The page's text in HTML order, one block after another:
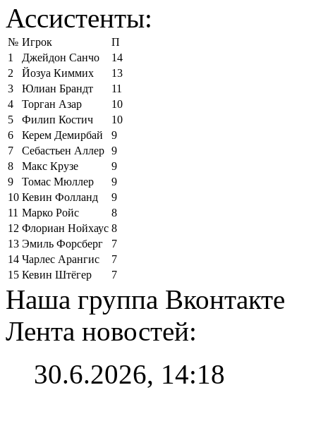
Ассистенты:
№ Игрок
П
1
Джейдон Санчо
14
2
Йозуа Киммих
13
3
Юлиан Брандт
11
4
Торган Азар
10
5
Филип Костич
10
6
Керем Демирбай
9
7
Себастьен Аллер 9
8
Макс Крузе
9
9
Томас Мюллер
9
10 Кевин Фолланд
9
11 Марко Ройс
8
12 Флориан Нойхаус 8
13 Эмиль Форсберг
7
14 Чарлес Арангис
7
15 Кевин Штёгер 7
Наша группа Вконтакте
Лента новостей:
30.6.2026, 14:18